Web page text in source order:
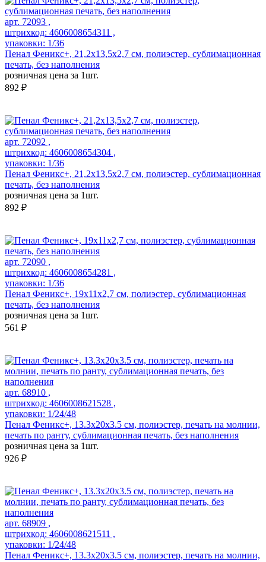
арт. 72093 ,
штрихкод: 4606008654311 ,
упаковки: 1/36
Пенал Феникс+, 21,2х13,5х2,7 см, полиэстер, сублимационная
печать, без наполнения
розничная цена за 1шт.
892 ₽
арт. 72092 ,
штрихкод: 4606008654304 ,
упаковки: 1/36
Пенал Феникс+, 21,2х13,5х2,7 см, полиэстер, сублимационная
печать, без наполнения
розничная цена за 1шт.
892 ₽
арт. 72090 ,
штрихкод: 4606008654281 ,
упаковки: 1/36
Пенал Феникс+, 19х11х2,7 см, полиэстер, сублимационная
печать, без наполнения
розничная цена за 1шт.
561 ₽
арт. 68910 ,
штрихкод: 4606008621528 ,
упаковки: 1/24/48
Пенал Феникс+, 13.3x20x3.5 см, полиэстер, печать на молнии,
печать по ранту, сублимационная печать, без наполнения
розничная цена за 1шт.
926 ₽
арт. 68909 ,
штрихкод: 4606008621511 ,
упаковки: 1/24/48
Пенал Феникс+, 13.3x20x3.5 см, полиэстер, печать на молнии,